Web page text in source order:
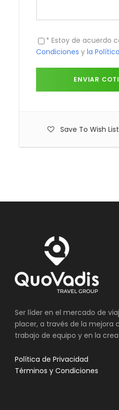
* Estoy de acuerdo
Condiciones y la
Save To Wish List
Ser líder en el mercado de
placer, a través de la mejora
trabajo de equipo y en la
Política de Privacidad
Términos y Condiciones